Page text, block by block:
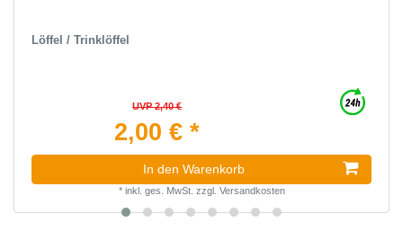
Löffel / Trinklöffel
UVP 2,40 €
2,00 € *
In den Warenkorb
* inkl. ges. MwSt. zzgl. Versandkosten